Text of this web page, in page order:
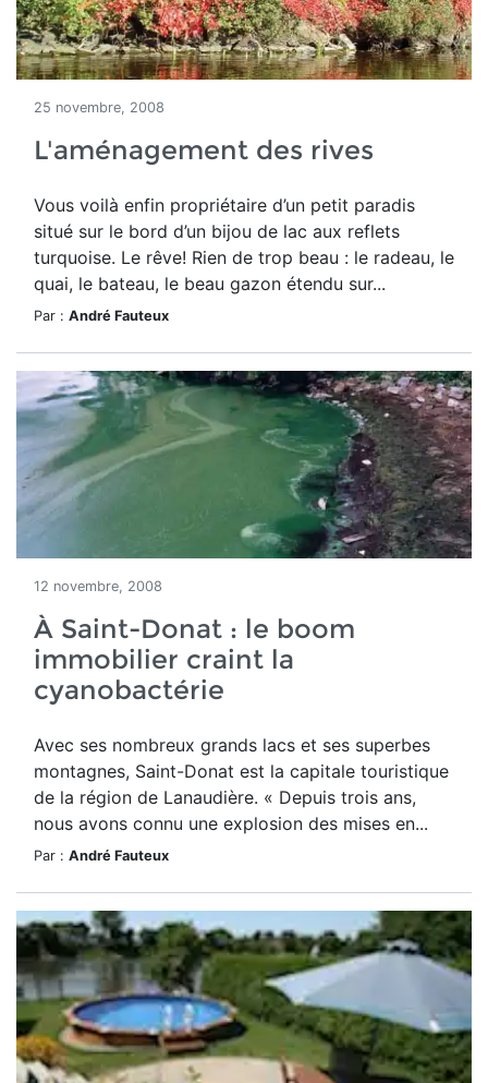
25 novembre, 2008
L'aménagement des rives
Vous voilà enfin propriétaire d’un petit paradis
situé sur le bord d’un bijou de lac aux reflets
turquoise. Le rêve! Rien de trop beau : le radeau, le
quai, le bateau, le beau gazon étendu sur...
Par : André Fauteux
12 novembre, 2008
À Saint-Donat : le boom
immobilier craint la
cyanobactérie
Avec ses nombreux grands lacs et ses superbes
montagnes, Saint-Donat est la capitale touristique
de la région de Lanaudière. « Depuis trois ans,
nous avons connu une explosion des mises en...
Par : André Fauteux